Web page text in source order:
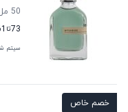
50 مل عطر
73تا
سيتم شحن
خصم خاص